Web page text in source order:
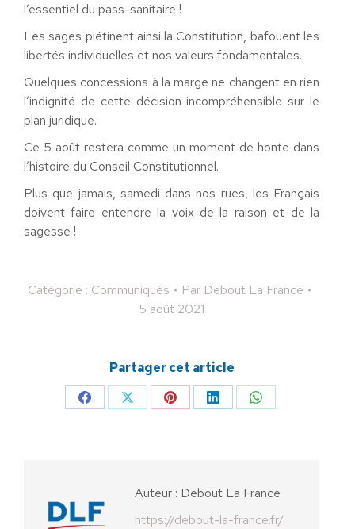
l’essentiel du pass-sanitaire !
Les sages piétinent ainsi la Constitution, bafouent les
libertés individuelles et nos valeurs fondamentales.
Quelques concessions à la marge ne changent en rien
l’indignité de cette décision incompréhensible sur le
plan juridique.
Ce 5 août restera comme un moment de honte dans
l’histoire du Conseil Constitutionnel.
Plus que jamais, samedi dans nos rues, les Français
doivent faire entendre la voix de la raison et de la
sagesse !
Catégorie : Communiqués Par Debout La France
5 août 2021
Partager cet article
PartagerPartagerPartagerPartagerPartager
Auteur : Debout La France
https://debout-la-france.fr/